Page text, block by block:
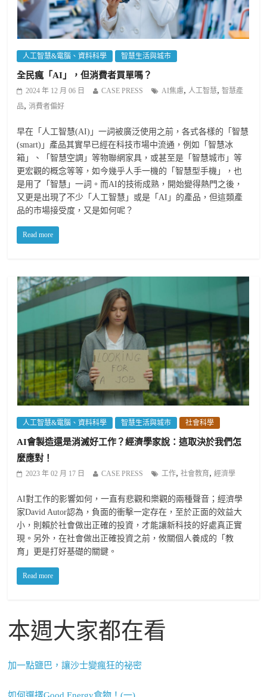
人工智慧&電腦、資料科學 智慧生活與城市
全民瘋「AI」，但消費者買單嗎？
2024 年 12 月 06 日 CASE PRESS AI焦慮, 人工智慧,智慧產
品,消費者偏好
早在「人工智慧(AI)」一詞被廣泛使用之前，各式各樣的「智慧
(smart)」產品其實早已經在科技市場中流通，例如「智慧冰
箱」、「智慧空調」等物聯網家具，或甚至是「智慧城市」等
更宏觀的概念等等，如今幾乎人手一機的「智慧型手機」，也
是用了「智慧」一詞。而AI的技術成熟，開始變得熱門之後，
又更是出現了不少「人工智慧」或是「AI」的產品，但這類產
品的市場接受度，又是如何呢？
Read more
人工智慧&電腦、資料科學 智慧生活與城市 社會科學
AI會製造還是消滅好工作？經濟學家說：這取決於我們怎
麼應對！
2023 年 02 月 17 日 CASE PRESS 工作,社會教育,經濟學
AI對工作的影響如何，一直有悲觀和樂觀的兩種聲音；經濟學
家David Autor認為，負面的衝擊一定存在，至於正面的效益大
小，則賴於社會做出正確的投資，才能讓新科技的好處真正實
現。另外，在社會做出正確投資之前，攸關個人養成的「教
育」更是打好基礎的關鍵。
Read more
本週大家都在看
加一點鹽巴，讓沙士變瘋狂的祕密